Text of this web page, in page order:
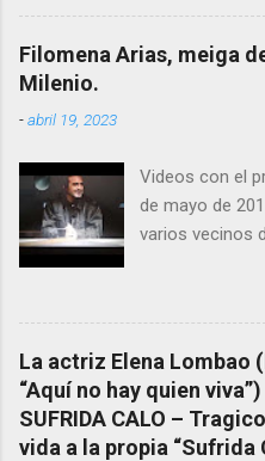
“obras y
excelente
pueblo, no en
mención a
fallecido) cuyo
conocer a esta
También
en el año 2000
información de
suministraron
algunos
Dejamos para
Filomena Arias, meiga
Milenio.
-abril 19, 2023
Videos con el
de mayo de
varios vecinos
completo
Facebook otra
Facebook
La actriz Elena Lombao
“Aquí no hay quien
SUFRIDA CALO –
vida a la propia “Sufrida